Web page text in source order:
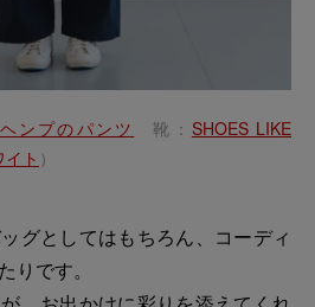
ンプのパンツ 靴： SHOES LIKE
ト ）
グとしてはもちろん、コーディ
りです。